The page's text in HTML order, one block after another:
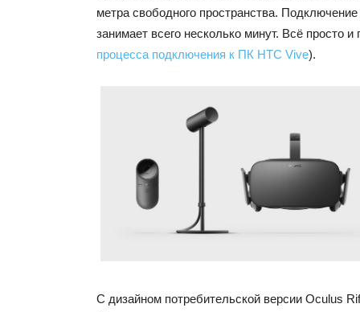
метра свободного пространства.
занимает всего несколько минут. Всё просто и
процесса подключения к ПК HTC Vive).
С дизайном потребительской версии Oculus